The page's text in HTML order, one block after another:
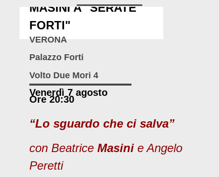
MASINI A "SERATE
FORTI"
VERONA
Palazzo Forti
Volto Due Mori 4
Venerdì 7 agosto
Ore 20:30
“Lo sguardo che ci salva”
con Beatrice Masini e Angelo
Peretti